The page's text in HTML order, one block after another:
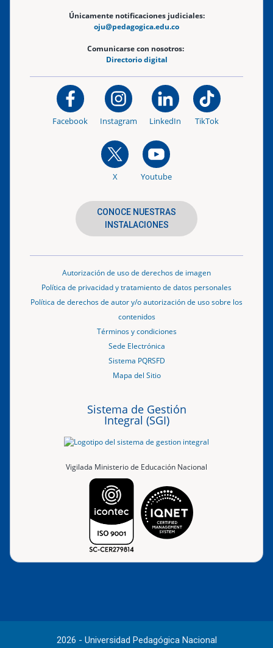
Únicamente notificaciones judiciales:
oju@pedagogica.edu.co
Comunicarse con nosotros:
Directorio digital
Facebook Instagram LinkedIn TikTok
X Youtube
CONOCE NUESTRAS
INSTALACIONES
Autorización de uso de derechos de imagen
Política de privacidad y tratamiento de datos personales
Política de derechos de autor y/o autorización de uso sobre los
contenidos
Términos y condiciones
Sede Electrónica
Sistema PQRSFD
Mapa del Sitio
Sistema de Gestión
Integral (SGI)
Vigilada Ministerio de Educación Nacional
2026 - Universidad Pedagógica Nacional